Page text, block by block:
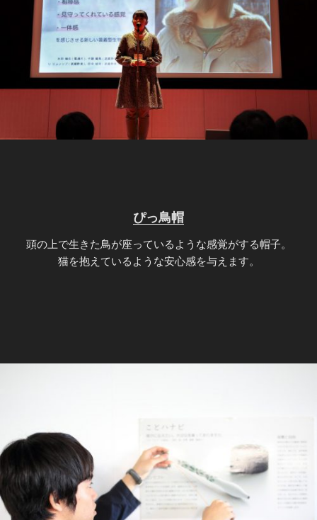
ぴっ鳥帽
頭の上で生きた鳥が座っているような感覚がする帽子。
猫を抱えているような安心感を与えます。